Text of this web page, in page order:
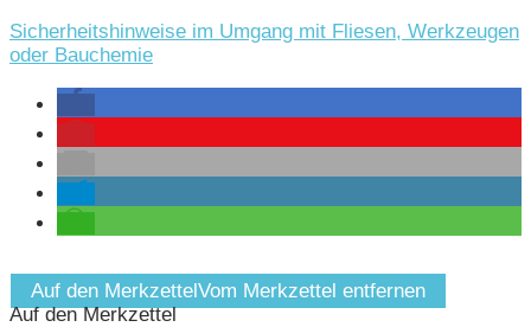
Sicherheitshinweise im Umgang mit Fliesen, Werkzeugen
oder Bauchemie
Auf den MerkzettelVom Merkzettel entfernen
Auf den Merkzettel